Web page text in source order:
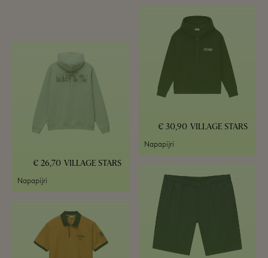
VILLAGE STARS
30,90 €
Napapijri
VILLAGE STARS
26,70 €
Napapijri